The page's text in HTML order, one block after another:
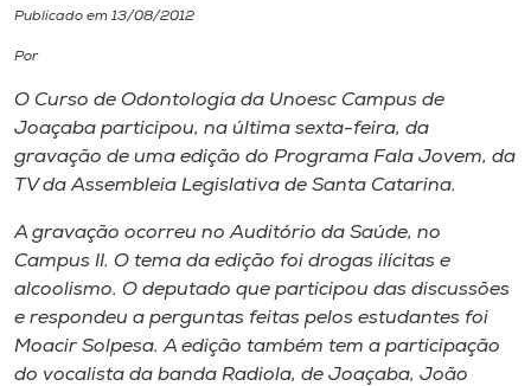
Diplomados
CPA
Biblioteca
Editora
Rádio
Publicado em 13/08/2012
Por
O Curso de Odontologia da Unoesc Campus de
Joaçaba participou, na última sexta-feira, da
gravação de uma edição do Programa Fala Jovem, da
TV da Assembleia Legislativa de Santa Catarina.
A gravação ocorreu no Auditório da Saúde, no
Campus II. O tema da edição foi drogas ilícitas e
alcoolismo. O deputado que participou das discussões
e respondeu a perguntas feitas pelos estudantes foi
Moacir Solpesa. A edição também tem a participação
do vocalista da banda Radiola, de Joaçaba, João